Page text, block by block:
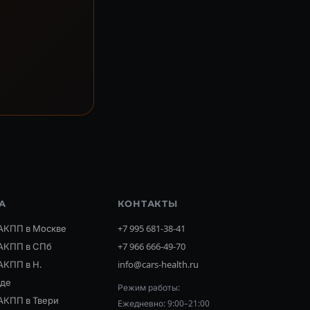
в Москве
в СПб
в Н.
в Твери
КОНТАКТЫ
+7 995 681-38-41
+7 966 666-49-70
info@cars-health.ru
Режим работы:
Ежедневно: 9:00–21:00